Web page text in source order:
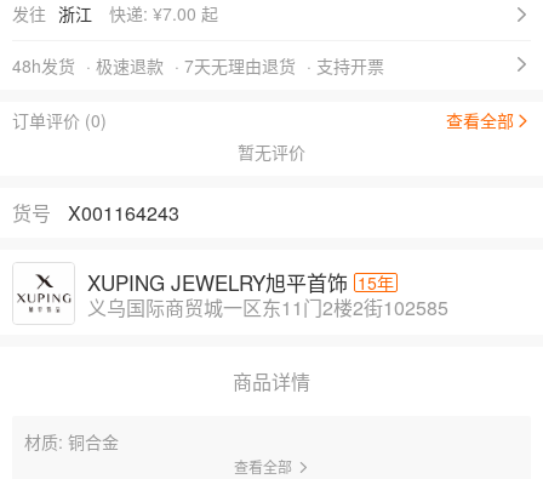
发往 浙江 快递: ¥7.00 起
48h发货 · 极速退款 · 7天无理由退货 · 支持开票
订单评价 (0)
查看全部
暂无评价
货号 X001164243
XUPING JEWELRY旭平首饰 15年
义乌国际商贸城一区东11门2楼2街102585
商品详情
材质: 铜合金
查看全部